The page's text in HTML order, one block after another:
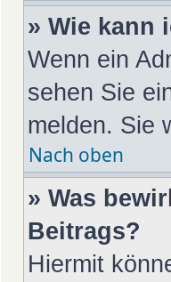
» Wie kann
Wenn ein
sehen Sie
melden. Sie
Nach oben
» Was
Beitrags?
Hiermit